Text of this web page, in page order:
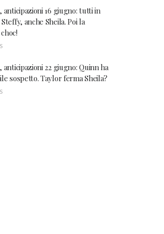
anticipazioni 16 giugno: tutti in
anche Sheila. Poi la
anticipazioni 22 giugno: Quinn ha
sospetto. Taylor ferma Sheila?